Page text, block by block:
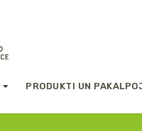
PRODUKTI UN